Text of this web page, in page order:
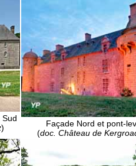
)
Façade Nord et pont-
(doc. Château de